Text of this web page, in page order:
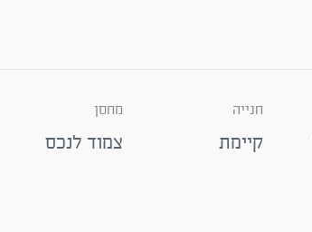
חנייה
קיימת
מחסן
צמוד לנכס